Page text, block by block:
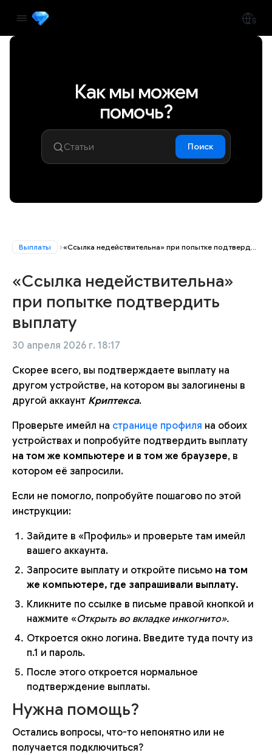
Как мы можем
помочь?
Поиск
Выплаты «Ссылка недействительна» при попытке подтвердить выплату
«Ссылка недействительна»
при попытке подтвердить
выплату
30 апреля 2026 г. 18:17
Скорее всего, вы подтверждаете выплату на
другом устройстве, на котором вы залогинены в
другой аккаунт Криптекса.
Проверьте имейл на странице профиля на обоих
устройствах и попробуйте подтвердить выплату
на том же компьютере и в том же браузере, в
котором её запросили.
Если не помогло, попробуйте пошагово по этой
инструкции:
Зайдите в «Профиль» и проверьте там имейл
вашего аккаунта.
Запросите выплату и откройте письмо на том
же компьютере, где запрашивали выплату.
Кликните по ссылке в письме правой кнопкой и
нажмите «Открыть во вкладке инкогнито».
Откроется окно логина. Введите туда почту из
п.1 и пароль.
После этого откроется нормальное
подтверждение выплаты.
Нужна помощь?
Остались вопросы, что-то непонятно или не
получается подключиться?